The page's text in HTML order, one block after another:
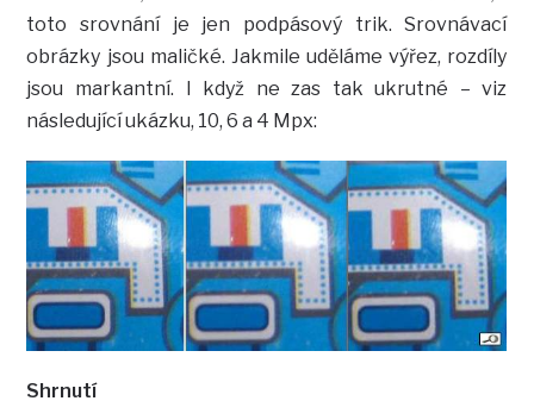
toto srovnání je jen podpásový trik. Srovnávací
obrázky jsou maličké. Jakmile uděláme výřez, rozdíly
jsou markantní. I když ne zas tak ukrutné – viz
následující ukázku, 10, 6 a 4 Mpx:
Shrnutí